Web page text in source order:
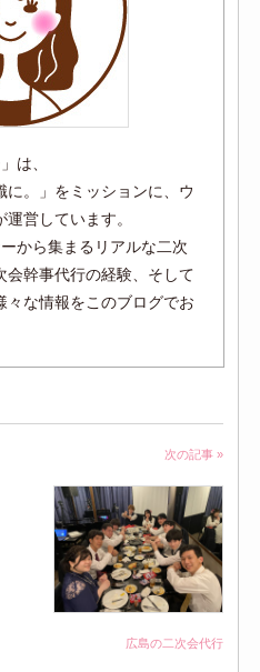
は、
に。」をミッションに、ウ
営しています。
から集まるリアルな二次
会幹事代行の経験、そして
々な情報をこのブログでお
次の記事 »
広島の二次会代行